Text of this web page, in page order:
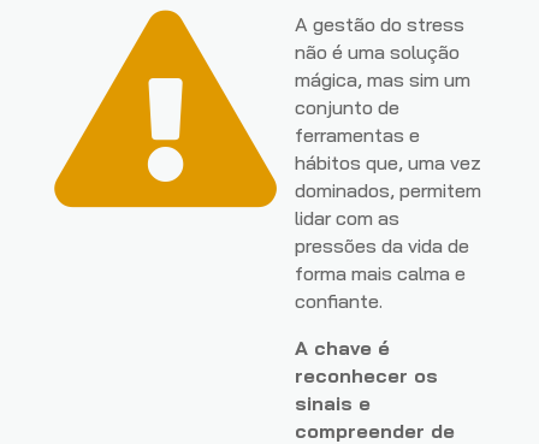

A gestão do stress
não é uma solução
mágica, mas sim um
conjunto de
ferramentas e
hábitos que, uma vez
dominados, permitem
lidar com as
pressões da vida de
forma mais calma e
confiante.
A chave é
reconhecer os
sinais e
compreender de